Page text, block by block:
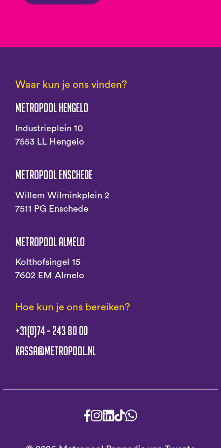
Waar kun je ons vinden?
Metropool Hengelo
Industrieplein 10
7553 LL Hengelo
Metropool Enschede
Willem Wilminkplein 2
7511 PG Enschede
Metropool Almelo
Kolthofsingel 15
7602 EM Almelo
Hoe kun je ons bereiken?
+31(0)74 - 243 80 00
kassa@metropool.nl